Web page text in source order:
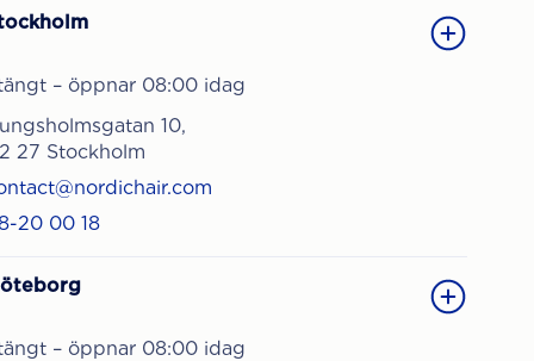
– öppnar 08:00 idag
10,
27 Stockholm
20 00 18
– öppnar 08:00 idag